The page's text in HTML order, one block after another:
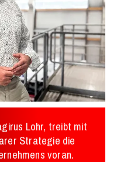
Lohr, treibt mit
Strategie die
voran.